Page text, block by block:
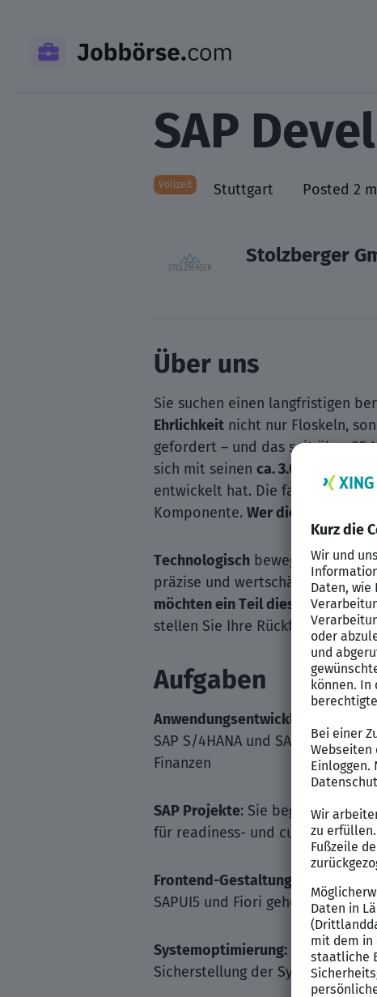
SAP
Vollzeit Stuttgart Posted 2
Stolzberger
Über uns
Sie suchen einen langfristigen
Ehrlichkeit nicht nur Floskeln,
gefordert – und das seit über 25
sich mit seinen ca. 3.000
entwickelt hat. Die fachliche
Komponente. Wer diese
Technologisch bewegt man sich
präzise und wertschätzende
möchten ein Teil dieser
stellen Sie Ihre Rückfragen oder
Aufgaben
Anwendungsentwicklung:
Sie
SAP S/4HANA und SAP Cloud
Finanzen
SAP Projekte: Sie begleiten SAP
für readiness- und customer-
Frontend-Gestaltung:
Die
SAPUI5 und Fiori gehört ebenso
Systemoptimierung: Die
Sicherstellung der